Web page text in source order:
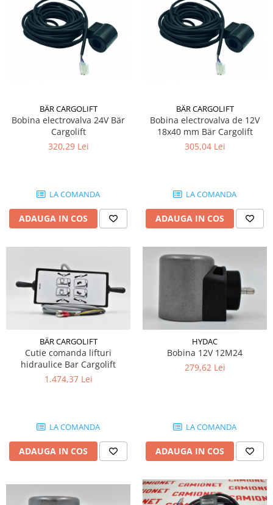
BÄR CARGOLIFT
Bobina electrovalva 24V Bär
Cargolift
320,29 Lei
LA COMANDA
ADAUGA IN COS
BÄR CARGOLIFT
Bobina electrovalva de 12V
18x40 mm Bär Cargolift
305,04 Lei
LA COMANDA
ADAUGA IN COS
BÄR CARGOLIFT
Cutie comanda lifturi
hidraulice Bar Cargolift
1.474,37 Lei
LA COMANDA
ADAUGA IN COS
HYDAC
Bobina 12V 12M24
279,62 Lei
LA COMANDA
ADAUGA IN COS